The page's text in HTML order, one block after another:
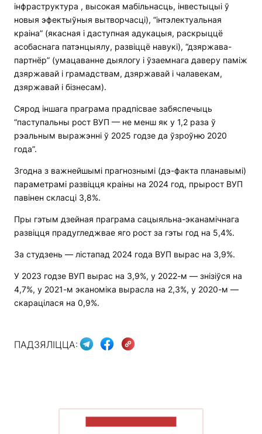
інфраструктура , высокая мабільнасць, інвестыцыі ў
новыя эфектыўныя вытворчасці), “інтэлектуальная
краіна” (якасная і даступная адукацыя, раскрыццё
асобаснага патэнцыялу, развіццё навукі), “дзяржава-
партнёр” (умацаванне дыялогу і ўзаемнага даверу паміж
дзяржавай і грамадствам, дзяржавай і чалавекам,
дзяржавай і бізнесам).
Сярод іншага праграма прадпісвае забяспечыць
“паступальны рост ВУП — не менш як у 1,2 раза ў
рэальным выражэнні ў 2025 годзе да ўзроўню 2020
года”.
Згодна з важнейшымі прагнознымі (дэ-факта планавымі)
параметрамі развіцця краіны на 2024 год, прырост ВУП
павінен скласці 3,8%.
Пры гэтым дзейная праграма сацыяльна-эканамічнага
развіцця прадугледжвае яго рост за гэты год на 5,4%.
За студзень — лістапад 2024 года ВУП вырас на 3,9%.
У 2023 годзе ВУП вырас на 3,9%, у 2022-м — знізіўся на
4,7%, у 2021-м эканоміка вырасла на 2,3%, у 2020-м —
скарацілася на 0,9%.
ПАДЗЯЛІЦЦА: